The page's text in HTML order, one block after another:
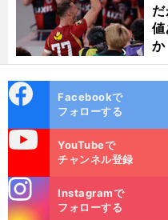
値
か
ok
Facebookで
フォローする
YouTubeで
チャンネル登録
m
Instagramで
フォローする